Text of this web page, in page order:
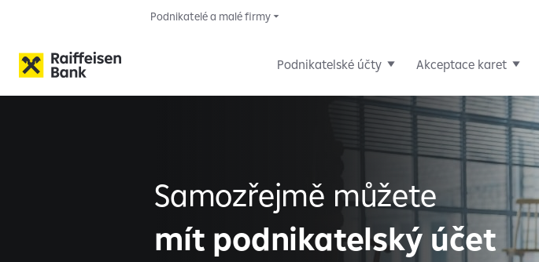
Podnikatelské účty Akceptace karet
Podnikatelé a malé firmy
Samozřejmě můžete
mít podnikatelský účet